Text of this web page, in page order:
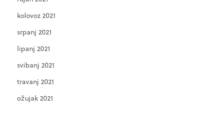
kolovoz 2021
srpanj 2021
lipanj 2021
svibanj 2021
travanj 2021
ožujak 2021